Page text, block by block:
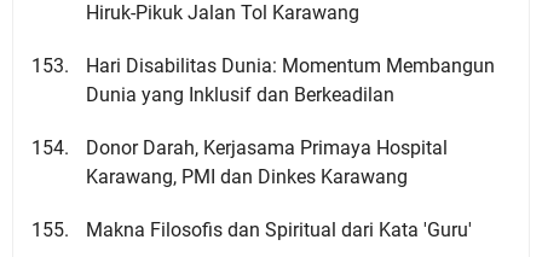
Hiruk-Pikuk Jalan Tol Karawang
Hari Disabilitas Dunia: Momentum Membangun
Dunia yang Inklusif dan Berkeadilan
Donor Darah, Kerjasama Primaya Hospital
Karawang, PMI dan Dinkes Karawang
Makna Filosofis dan Spiritual dari Kata 'Guru'